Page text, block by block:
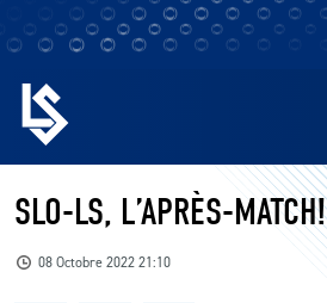
EQUIPES
BILLETTERIE
SLO-LS, L’APRÈS-MATCH!
08 Octobre 2022 21:10